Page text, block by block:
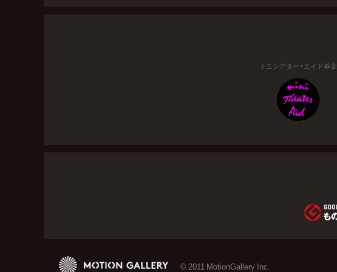
ミニシアター・エイド基金
© 2011 MotionGallery Inc.